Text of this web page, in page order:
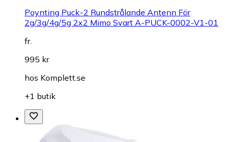
Poynting Puck-2 Rundstrålande Antenn För
2g/3g/4g/5g 2x2 Mimo Svart A-PUCK-0002-V1-01
fr.
995 kr
hos Komplett.se
+1 butik